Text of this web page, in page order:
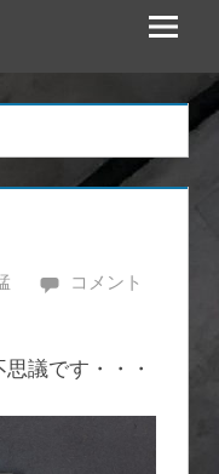
中
に
コメント
議です・・・